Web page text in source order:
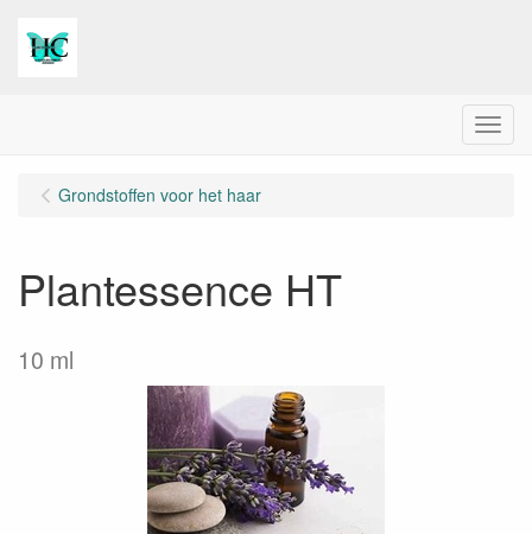
Menu
Grondstoffen voor het haar
Plantessence HT
10 ml